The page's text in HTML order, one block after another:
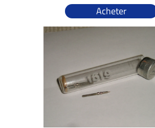
Acheter